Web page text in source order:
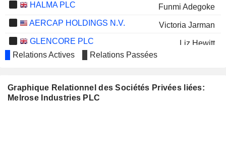
HALMA PLC
Funmi Adegoke
AERCAP HOLDINGS N.V.
Victoria Jarman
GLENCORE PLC
Liz Hewitt
WINDAR PHOTONICS PLC
GLOBAL HOLDINGS PLC
TECHNIP ENERGIES N.V.
Relations Actives Relations Passées
Graphique Relationnel des Sociétés Privées liées:
Melrose Industries PLC